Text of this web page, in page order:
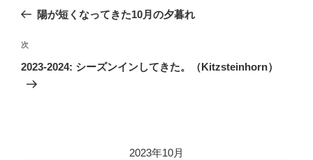
ビ
ゲ
ー
の
稿
陽が短くなってきた10月の夕暮れ
次
の
次
2023-2024: シーズンインしてきた。（Kitzsteinhorn）
2023年10月